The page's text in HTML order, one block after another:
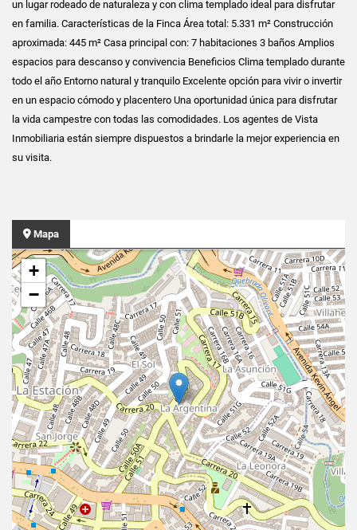
un lugar rodeado de naturaleza y con clima templado ideal para disfrutar
en familia. Características de la Finca Área total: 5.331 m² Construcción
aproximada: 445 m² Casa principal con: 7 habitaciones 3 baños Amplios
espacios para descanso y convivencia Beneficios Clima templado durante
todo el año Entorno natural y tranquilo Excelente opción para vivir o invertir
en un espacio cómodo y placentero Una oportunidad única para disfrutar
la vida campestre con todas las comodidades. Los agentes de Vista
Inmobiliaria están siempre dispuestos a brindarle la mejor experiencia en
su visita.
Mapa
+
−